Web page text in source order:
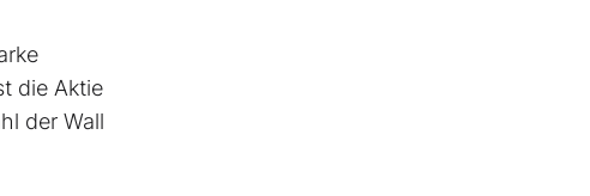
die Aktie
der Wall